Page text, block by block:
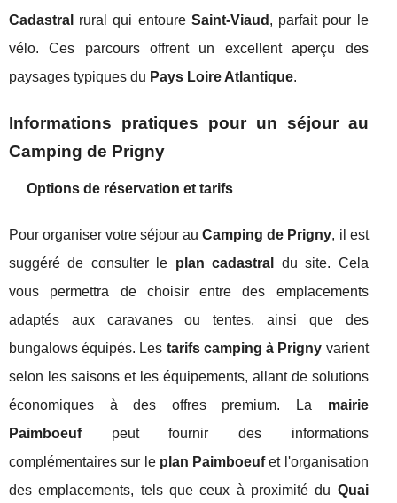
Cadastral
rural qui entoure Saint-Viaud , parfait pour le
vélo. Ces parcours offrent un excellent aperçu des
paysages typiques du Pays Loire Atlantique.
Informations pratiques pour un séjour au
Camping de Prigny
Options de réservation et tarifs
Pour organiser votre séjour auCamping de Prigny, il est
suggéré de consulter le plan cadastral
du site. Cela
vous permettra de choisir entre des emplacements
adaptés aux caravanes ou tentes, ainsi que des
bungalows équipés. Les tarifs camping à Prigny varient
selon les saisons et les équipements, allant de solutions
économiques à des offres premium. La mairie
Paimboeufpeut fournir des informations
complémentaires sur le plan Paimboeufet l'organisation
des emplacements, tels que ceux à proximité du Quai